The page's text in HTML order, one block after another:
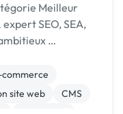
Meilleur
SEO, SEA,
…
commerce
site web
CMS